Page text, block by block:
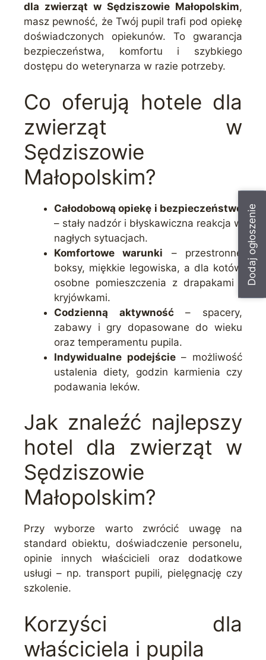
Dodaj ogłoszenie
dla zwierząt w Sędziszowie Małopolskim,
masz pewność, że Twój pupil trafi pod opiekę
doświadczonych opiekunów. To gwarancja
bezpieczeństwa, komfortu i szybkiego
dostępu do weterynarza w razie potrzeby.
Co oferują hotele dla
zwierząt w
Sędziszowie
Małopolskim?
Całodobową opiekę i bezpieczeństwo
– stały nadzór i błyskawiczna reakcja w
nagłych sytuacjach.
Komfortowe warunki – przestronne
boksy, miękkie legowiska, a dla kotów
osobne pomieszczenia z drapakami i
kryjówkami.
Codzienną aktywność– spacery,
zabawy i gry dopasowane do wieku
oraz temperamentu pupila.
Indywidualne podejście– możliwość
ustalenia diety, godzin karmienia czy
podawania leków.
Jak znaleźć najlepszy
hotel dla zwierząt w
Sędziszowie
Małopolskim?
Przy wyborze warto zwrócić uwagę na
standard obiektu, doświadczenie personelu,
opinie innych właścicieli oraz dodatkowe
usługi – np. transport pupili, pielęgnację czy
szkolenie.
Korzyści dla
właściciela i pupila